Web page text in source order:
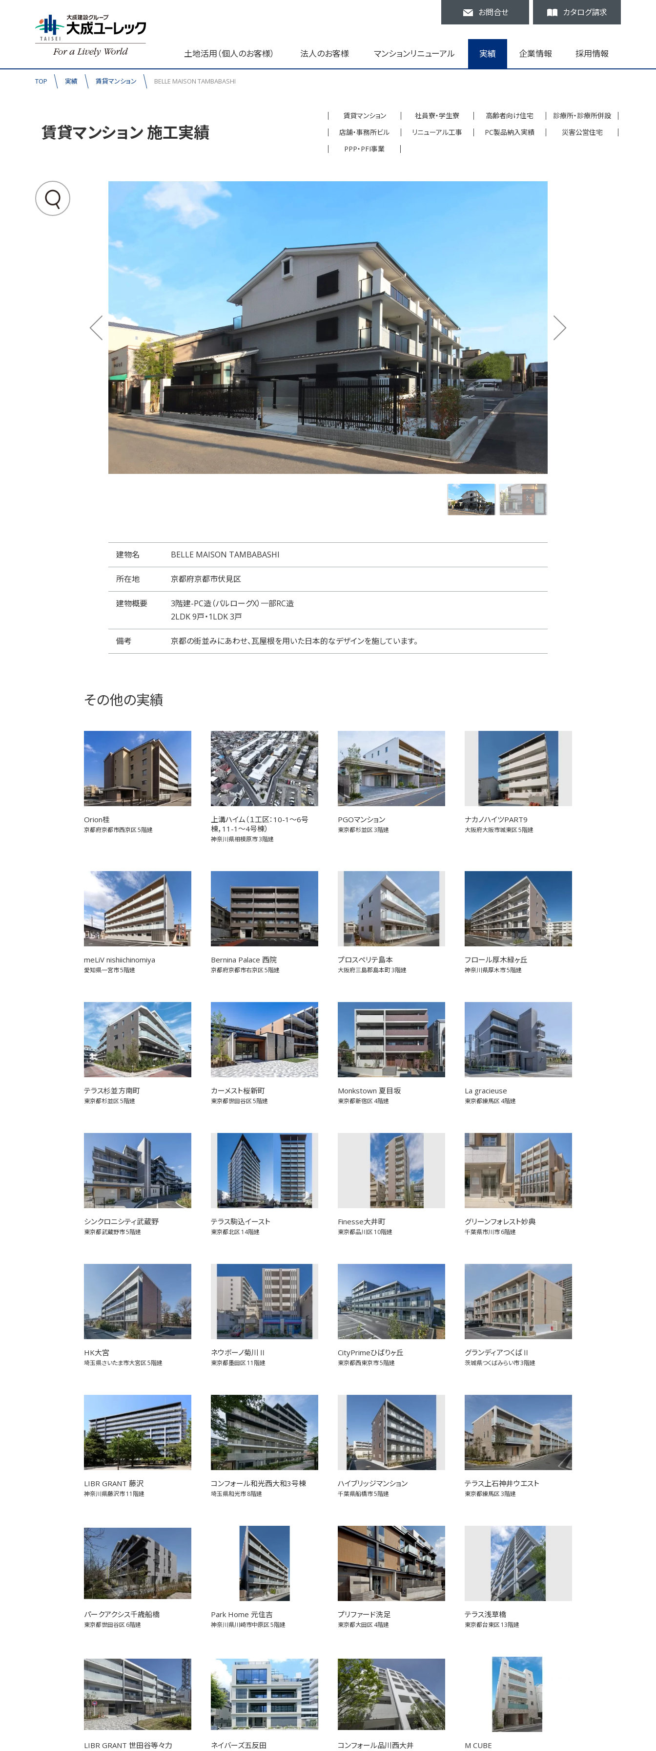
お問合せ カタログ請求
土地活用（個人のお客様） 法人のお客様 マンションリニューアル 実績 企業情報 採用情報
TOP 実績 賃貸マンション BELLE MAISON TAMBABASHI
賃貸マンション 社員寮・学生寮 高齢者向け住宅
診療所・診療所併設
店舗・事務所ビル
リニューアル工事 PC製品納入実績
災害公営住宅
PPP・PFI事業
賃貸マンション 施工実績
建物名 BELLE MAISON TAMBABASHI
所在地 京都府京都市伏見区
建物概要
3階建-PC造（パルローグX）一部RC造
2LDK 9戸・1LDK 3戸
備考 京都の街並みにあわせ、瓦屋根を用いた日本的なデザインを施しています。
その他の実績
Orion桂
京都府京都市西京区5階建
上溝ハイム（１工区：10-1～6号
棟，11-1～4号棟）
神奈川県相模原市3階建
PGOマンション
東京都杉並区3階建
ナカノハイツPART9
大阪府大阪市城東区5階建
meLiV nishiichinomiya
愛知県一宮市5階建
Bernina Palace 西院
京都府京都市右京区5階建
プロスぺリテ島本
大阪府三島郡島本町3階建
フロール厚木緑ヶ丘
神奈川県厚木市5階建
テラス杉並方南町
東京都杉並区5階建
カーメスト桜新町
東京都世田谷区5階建
Monkstown 夏目坂
東京都新宿区4階建
La gracieuse
東京都練馬区4階建
シンクロニシティ武蔵野
東京都武蔵野市5階建
テラス駒込イースト
東京都北区14階建
Finesse大井町
東京都品川区10階建
グリーンフォレスト妙典
千葉県市川市6階建
HK大宮
埼玉県さいたま市大宮区5階建
ネウボーノ菊川Ⅱ
東京都墨田区11階建
CityPrimeひばりヶ丘
東京都西東京市5階建
グランディアつくばⅡ
茨城県つくばみらい市3階建
LIBR GRANT 藤沢
神奈川県藤沢市11階建
コンフォール和光西大和3号棟
埼玉県和光市8階建
ハイブリッジマンション
千葉県船橋市5階建
テラス上石神井ウエスト
東京都練馬区3階建
パークアクシス千歳船橋
東京都世田谷区6階建
Park Home 元住吉
神奈川県川崎市中原区5階建
プリファード洗足
東京都大田区4階建
テラス浅草橋
東京都台東区13階建
LIBR GRANT 世田谷等々力 ネイバーズ五反田 コンフォール品川西大井 M CUBE